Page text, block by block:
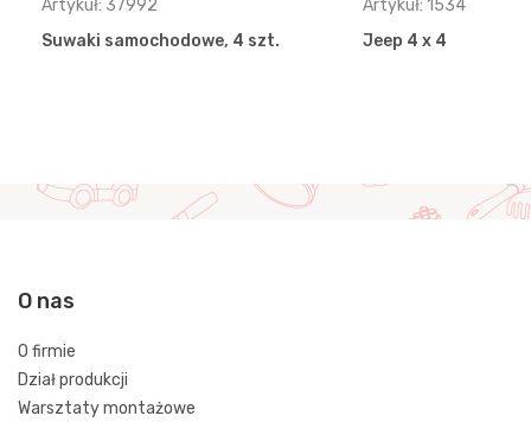
Artykuł: 37992
Suwaki samochodowe, 4 szt.
Artykuł: 1534
Jeep 4 x 4
O nas
O firmie
Dział produkcji
Warsztaty montażowe